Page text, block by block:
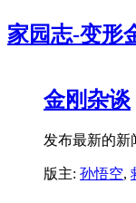
家园志-变形
金刚杂谈
发布最新的
版主: 孙悟空,